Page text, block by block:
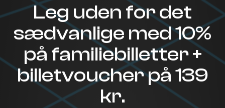
Leg uden for det
sædvanlige med 10%
på familiebilletter +
billetvoucher på 139
kr.